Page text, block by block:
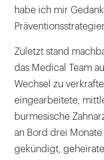
habe ich mir
Zuletzt stand
das Medical Team
Wechsel zu
eingearbeitete,
burmesische
an Bord drei
gekündigt,